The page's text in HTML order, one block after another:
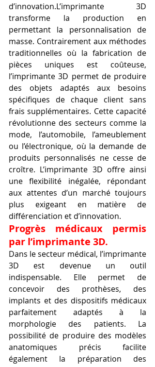
d’innovation.L’imprimante 3D
transforme la production en
permettant la personnalisation de
masse. Contrairement aux méthodes
traditionnelles où la fabrication de
pièces uniques est coûteuse,
l’imprimante 3D permet de produire
des objets adaptés aux besoins
spécifiques de chaque client sans
frais supplémentaires. Cette capacité
révolutionne des secteurs comme la
mode, l’automobile, l’ameublement
ou l’électronique, où la demande de
produits personnalisés ne cesse de
croître. L’imprimante 3D offre ainsi
une flexibilité inégalée, répondant
aux attentes d’un marché toujours
plus exigeant en matière de
différenciation et d’innovation.
Progrès médicaux permis
par l’imprimante 3D.
Dans le secteur médical, l’imprimante
3D est devenue un outil
indispensable. Elle permet de
concevoir des prothèses, des
implants et des dispositifs médicaux
parfaitement adaptés à la
morphologie des patients. La
possibilité de produire des modèles
anatomiques précis facilite
également la préparation des